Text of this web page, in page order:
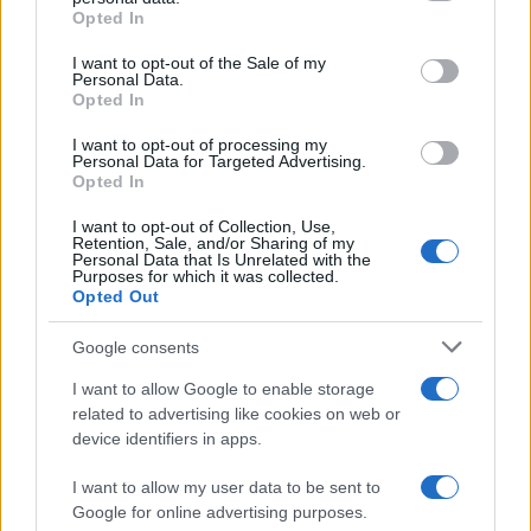
grant or deny consent to Google and its third-party tags to
use your data for below specified purposes in below Google
consent section.
Opted In
I want to opt-out of the Sale of my
Personal Data.
Opted In
I want to opt-out of processing my
Personal Data for Targeted Advertising.
Opted In
I want to opt-out of Collection, Use,
Retention, Sale, and/or Sharing of my
Personal Data that Is Unrelated with the
Purposes for which it was collected.
Opted Out
Google consents
I want to allow Google to enable storage
related to advertising like cookies on web or
device identifiers in apps.
I want to allow my user data to be sent to
Google for online advertising purposes.
«προσφοράς» της Ουάσιγκτον. Σύμφωνα με το
απαιτεί ιδίως το Ιράν να μη διατηρήσει παρά
μόνο μια πυρηνική εγκατάσταση σε λειτουργία
και να δεχτεί να παραδοθεί και να μεταφερθεί
στις ΗΠΑ το απόθεμα ουρανίου εμπλουτισμένου
κατά υψηλό ποσοστό που διαθέτει.
Στον Κόλπο, η Τεχεράνη διατηρεί πάντα τον
έλεγχο τωνΣτενών του Ορμούζ,
σημασίας για την εξαγωγή υδρογονανθράκων
από τη Μέση Ανατολή στον υπόλοιπο κόσμο,
προκαλώντας έντονες οικονομικές αναταράξεις
χιλιάδες χιλιόμετρα μακριά, κι η Ουάσιγκτον τον